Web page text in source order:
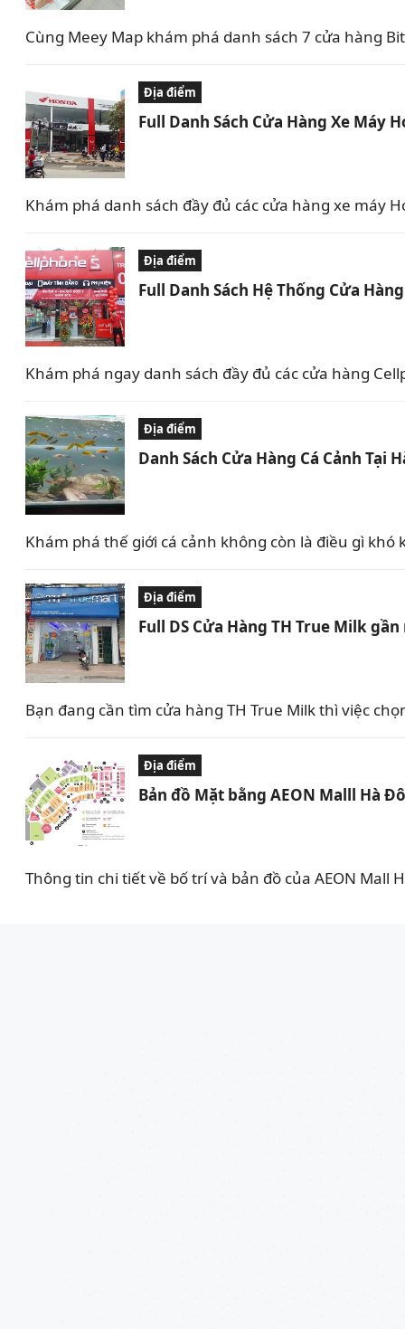
Cùng Meey Map khám phá danh sách 7 cửa hàng
Địa điểm
Full Danh Sách Cửa Hàng Xe Máy
Khám phá danh sách đầy đủ các cửa hàng xe máy
Địa điểm
Full Danh Sách Hệ Thống Cửa
Khám phá ngay danh sách đầy đủ các cửa hàng
Địa điểm
Danh Sách Cửa Hàng Cá Cảnh Tại
Khám phá thế giới cá cảnh không còn là điều gì
Địa điểm
Full DS Cửa Hàng TH True Milk
Bạn đang cần tìm cửa hàng TH True Milk thì việc
Địa điểm
Bản đồ Mặt bằng AEON Malll Hà
Thông tin chi tiết về bố trí và bản đồ của AEON